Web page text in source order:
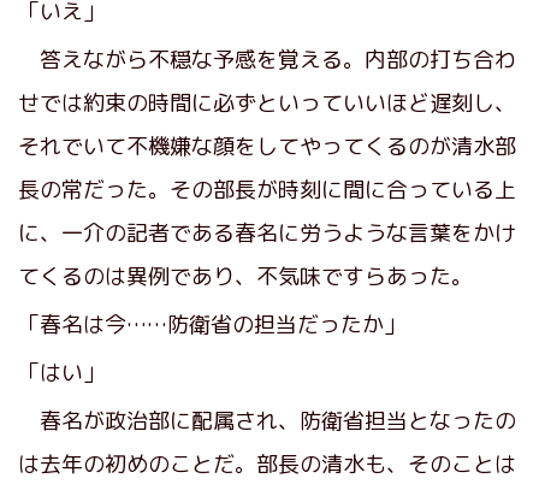
「いえ」
答えながら不穏な予感を覚える。内部の打ち合わ
せでは約束の時間に必ずといっていいほど遅刻し、
それでいて不機嫌な顔をしてやってくるのが清水部
長の常だった。その部長が時刻に間に合っている上
に、一介の記者である春名に労うような言葉をかけ
てくるのは異例であり、不気味ですらあった。
「春名は今……防衛省の担当だったか」
「はい」
春名が政治部に配属され、防衛省担当となったの
は去年の初めのことだ。部長の清水も、そのことは